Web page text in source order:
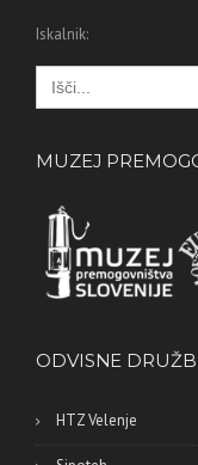
Iskalnik:
Search
for:
MUZEJ
ODVISNE
HTZ Velenje